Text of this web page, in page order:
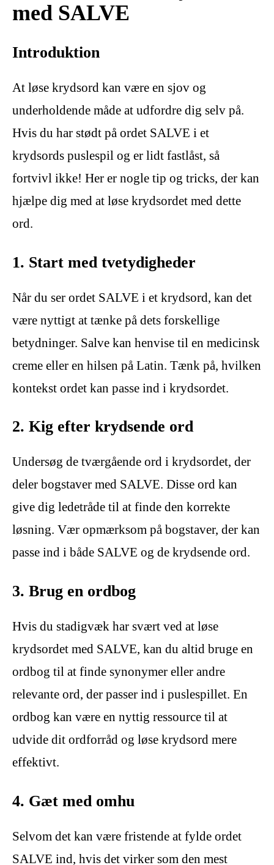
med SALVE
Introduktion
At løse krydsord kan være en sjov og
underholdende måde at udfordre dig selv på.
Hvis du har stødt på ordet SALVE i et
krydsords puslespil og er lidt fastlåst, så
fortvivl ikke! Her er nogle tip og tricks, der kan
hjælpe dig med at løse krydsordet med dette
ord.
1. Start med tvetydigheder
Når du ser ordet SALVE i et krydsord, kan det
være nyttigt at tænke på dets forskellige
betydninger. Salve kan henvise til en medicinsk
creme eller en hilsen på Latin. Tænk på, hvilken
kontekst ordet kan passe ind i krydsordet.
2. Kig efter krydsende ord
Undersøg de tværgående ord i krydsordet, der
deler bogstaver med SALVE. Disse ord kan
give dig ledetråde til at finde den korrekte
løsning. Vær opmærksom på bogstaver, der kan
passe ind i både SALVE og de krydsende ord.
3. Brug en ordbog
Hvis du stadigvæk har svært ved at løse
krydsordet med SALVE, kan du altid bruge en
ordbog til at finde synonymer eller andre
relevante ord, der passer ind i puslespillet. En
ordbog kan være en nyttig ressource til at
udvide dit ordforråd og løse krydsord mere
effektivt.
4. Gæt med omhu
Selvom det kan være fristende at fylde ordet
SALVE ind, hvis det virker som den mest